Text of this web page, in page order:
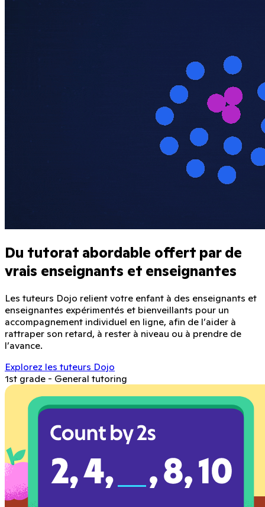
Du tutorat abordable offert par de
vrais enseignants et enseignantes
Les tuteurs Dojo relient votre enfant à des enseignants et
enseignantes expérimentés et bienveillants pour un
accompagnement individuel en ligne, afin de l’aider à
rattraper son retard, à rester à niveau ou à prendre de
l’avance.
Explorez les tuteurs Dojo
1st grade - General tutoring